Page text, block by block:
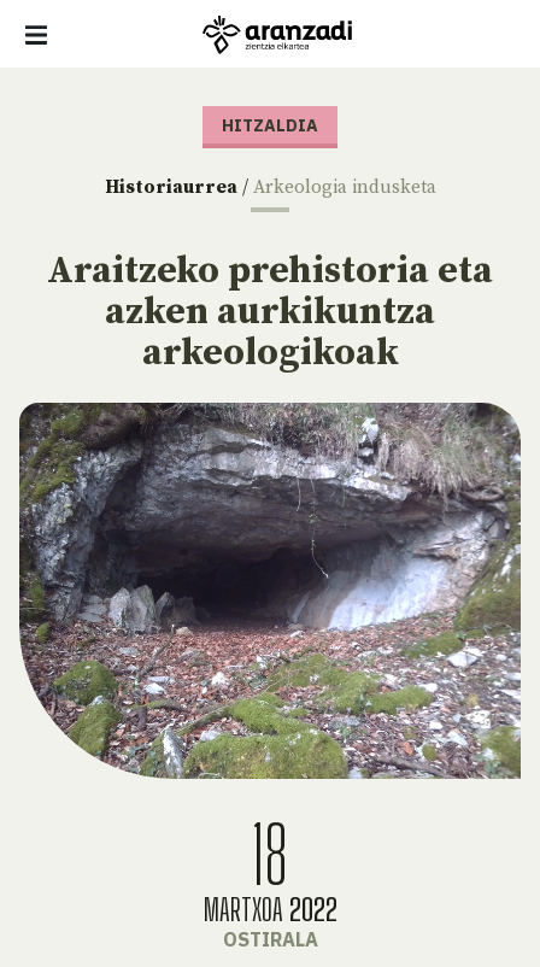
HITZALDIA
Historiaurrea/ Arkeologia indusketa
Araitzeko prehistoria eta
azken aurkikuntza
arkeologikoak
18
MARTXOA 2022
OSTIRALA